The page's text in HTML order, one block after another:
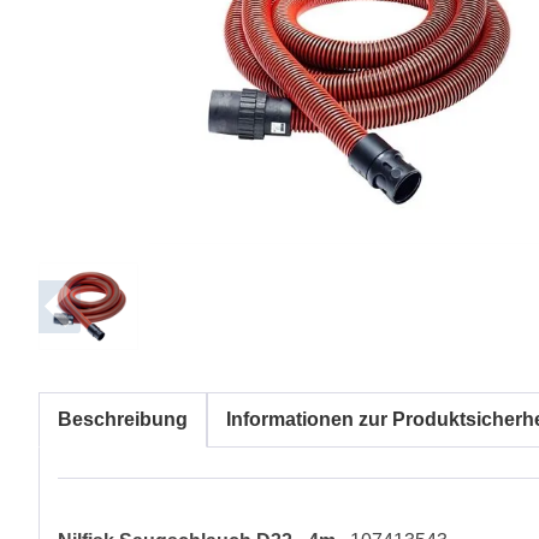
Beschreibung Informationen zur